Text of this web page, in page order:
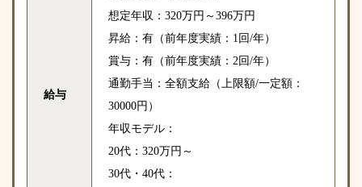
給与
想定年収：320万円～396万円
昇給：有（前年度実績：1回/年）
賞与：有（前年度実績：2回/年）
通勤手当：全額支給（上限額/一定額：
30000円）
年収モデル：
20代：320万円～
30代・40代：